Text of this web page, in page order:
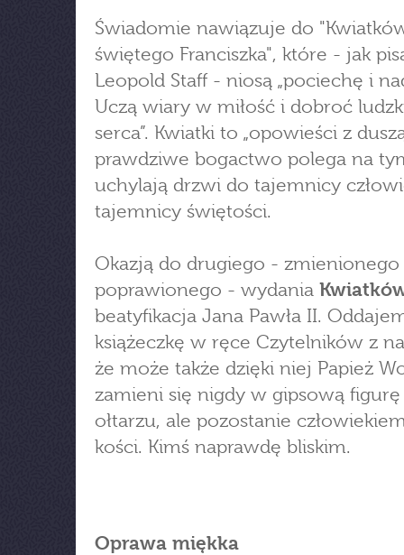
Świadomie nawiązuje do
świętego Franciszka", które - jak
Leopold Staff - niosą „pociechę i
Uczą wiary w miłość i dobroć
serca”. Kwiatki to „opowieści z
prawdziwe bogactwo polega na
uchylają drzwi do tajemnicy
tajemnicy świętości.
Okazją do drugiego - zmienionego
poprawionego - wydania
beatyfikacja Jana Pawła II.
książeczkę w ręce Czytelników z
że może także dzięki niej Papież
zamieni się nigdy w gipsową
ołtarzu, ale pozostanie
kości. Kimś naprawdę bliskim.
Oprawa miękka